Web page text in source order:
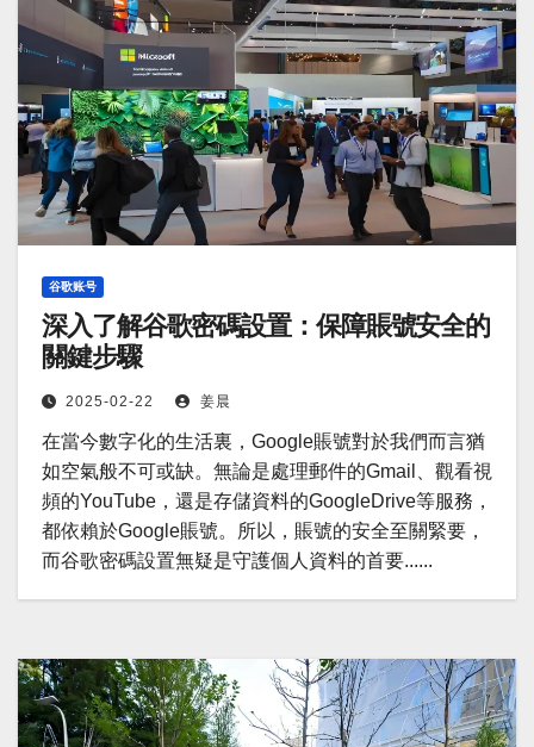
谷歌账号
深入了解谷歌密碼設置：保障賬號安全的
關鍵步驟
2025-02-22 姜晨
在當今數字化的生活裏，Google賬號對於我們而言猶
如空氣般不可或缺。無論是處理郵件的Gmail、觀看視
頻的YouTube，還是存儲資料的GoogleDrive等服務，
都依賴於Google賬號。所以，賬號的安全至關緊要，
而谷歌密碼設置無疑是守護個人資料的首要......